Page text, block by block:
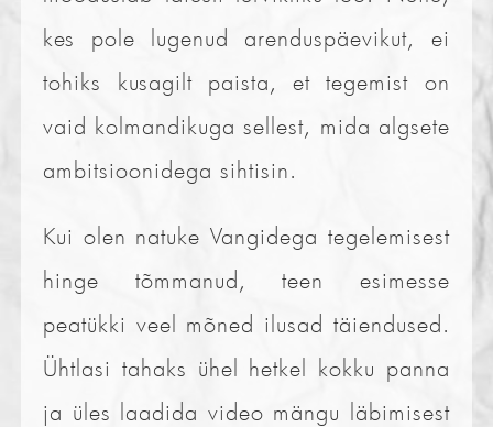
kes pole lugenud arenduspäevikut, ei
tohiks kusagilt paista, et tegemist on
vaid kolmandikuga sellest, mida algsete
ambitsioonidega sihtisin.
Kui olen natuke Vangidega tegelemisest
hinge tõmmanud, teen esimesse
peatükki veel mõned ilusad täiendused.
Ühtlasi tahaks ühel hetkel kokku panna
ja üles laadida video mängu läbimisest